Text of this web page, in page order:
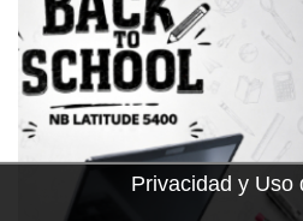
Privacidad y Uso